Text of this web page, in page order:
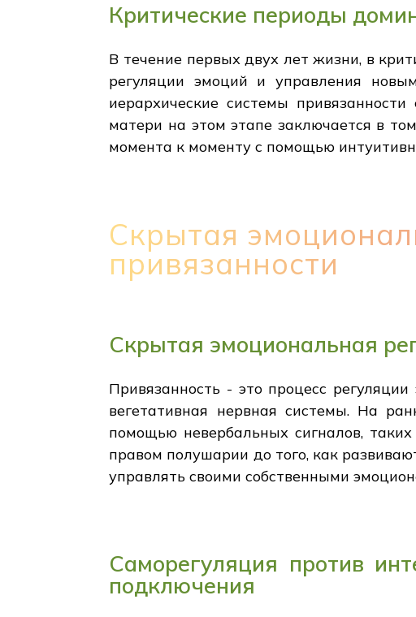
Критические периоды
В течение первых двух лет жизни, в
регуляции эмоций и управления
иерархические системы
матери на этом этапе заключается в
момента к моменту с помощью
Скрытая
привязанности
Скрытая эмоциональная
Привязанность - это процесс
вегетативная нервная системы. На
помощью невербальных сигналов,
правом полушарии до того, как
управлять своими собственными
Саморегуляция против
подключения